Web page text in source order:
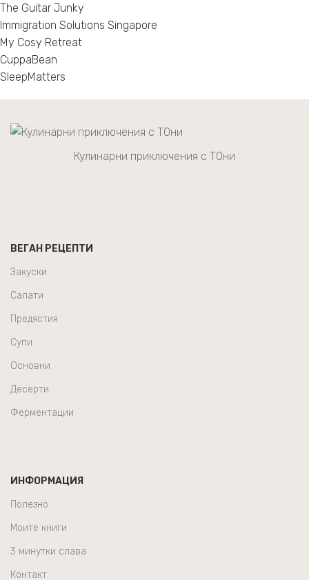
The Guitar Junky
Immigration Solutions Singapore
My Cosy Retreat
CuppaBean
SleepMatters
Кулинарни приключения с ТОни
ВЕГАН РЕЦЕПТИ
Закуски
Салати
Предястия
Супи
Основни
Десерти
Ферментации
ИНФОРМАЦИЯ
Полезно
Моите книги
3 минутки слава
Контакт